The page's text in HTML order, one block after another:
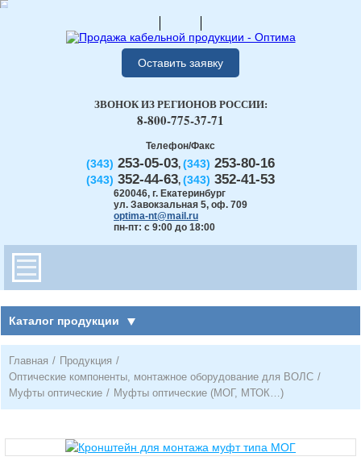
Оставить заявку
Телефон/Факс
(343) 253-05-03, (343) 253-80-16
(343) 352-44-63, (343) 352-41-53
620046, г. Екатеринбург
ул. Завокзальная 5, оф. 709
optima-nt@mail.ru
пн-пт: с 9:00 до 18:00
ЗВОНОК ИЗ РЕГИОНОВ РОССИИ:
8-800-775-37-71
Каталог продукции
Главная / Продукция /
Оптические компоненты, монтажное оборудование для ВОЛС /
Муфты оптические / Муфты оптические (МОГ, МТОК…)